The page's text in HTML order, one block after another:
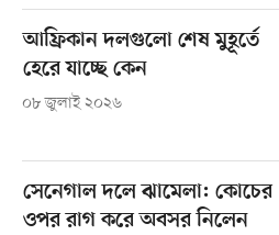
আফ্রিকান দলগুলো শেষ মুহূর্তে
হেরে যাচ্ছে কেন
০৮ জুলাই ২০২৬
সেনেগাল দলে ঝামেলা: কোচের
ওপর রাগ করে অবসর নিলেন